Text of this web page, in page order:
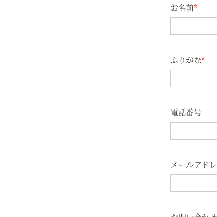
お名前*
ふりがな*
電話番号
メールアド